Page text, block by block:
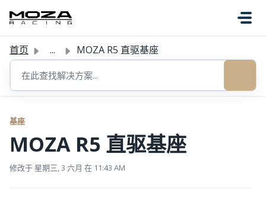
首页 ... MOZA R5 直驱基座
基座
MOZA R5 直驱基座
修改于 星期三, 3 六月 在 11:43 AM